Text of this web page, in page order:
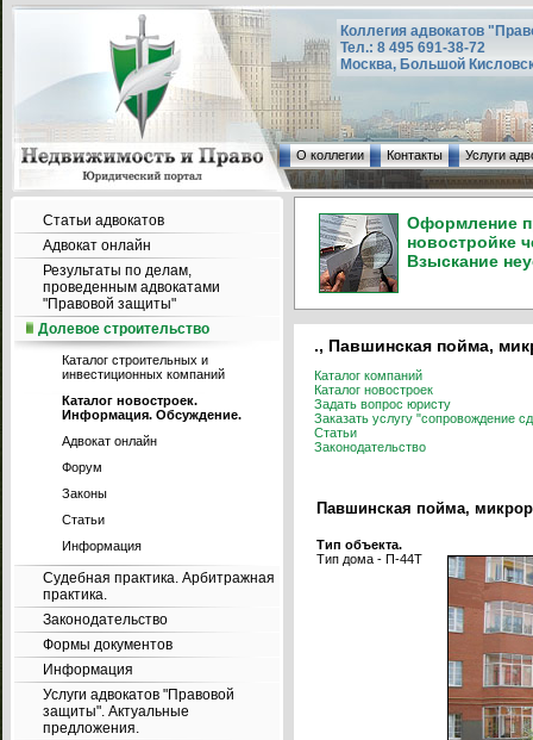
Коллегия адвокатов
Тел.: 8 495 691-38-72
Москва, Большой
О коллегии Контакты Услуги
Статьи адвокатов
Адвокат онлайн
Результаты по делам,
проведенным адвокатами
"Правовой защиты"
Долевое строительство
Каталог строительных и
инвестиционных компаний
Каталог новостроек.
Информация. Обсуждение.
Адвокат онлайн
Форум
Законы
Статьи
Информация
Судебная практика. Арбитражная
практика.
Законодательство
Формы документов
Информация
Услуги адвокатов "Правовой
защиты". Актуальные
предложения.
Оформление
новостройке
Взыскание
., Павшинская пойма,
Каталог компаний
Каталог новостроек
Задать вопрос юристу
Заказать услугу "сопровождение
Статьи
Законодательство
Павшинская пойма,
Тип объекта.
Тип дома - П-44Т